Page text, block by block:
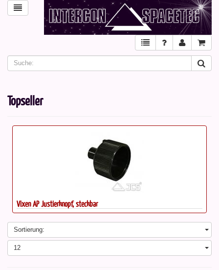
Topseller
Vixen AP Justierknopf, steckbar
Sortierung:
12